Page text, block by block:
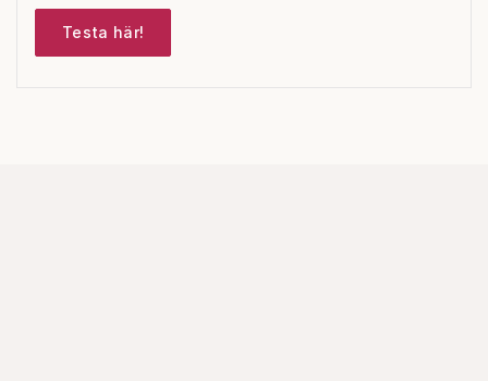
Testa här!